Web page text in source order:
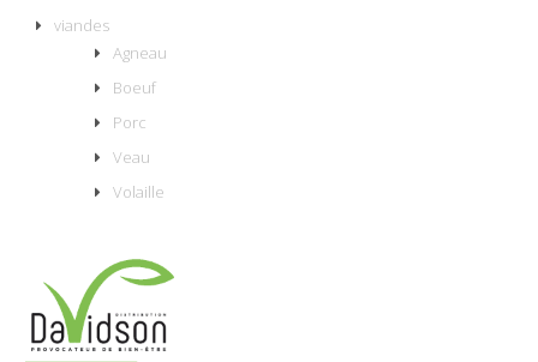
viandes
Agneau
Boeuf
Porc
Veau
Volaille